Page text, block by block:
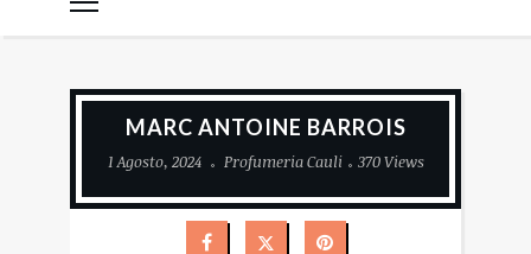
MARC ANTOINE BARROIS
1 Agosto, 2024 Profumeria Cauli 370 Views